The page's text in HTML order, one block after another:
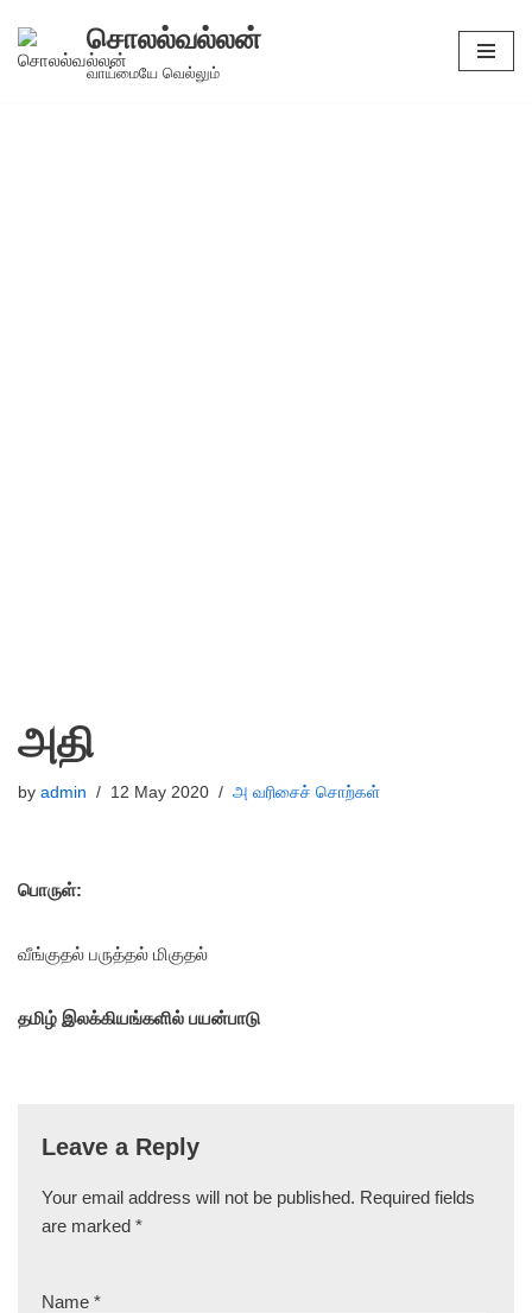
Skip
சொலல்வல்லன்
வாய்மையே வெல்லும்
அதி
by admin 12 May 2020 அ வரிசைச் சொற்கள்
பொருள்:
வீங்குதல் பருத்தல் மிகுதல்
தமிழ் இலக்கியங்களில் பயன்பாடு
Leave a Reply
Your email address will not be published. Required fields
are marked *
Name *